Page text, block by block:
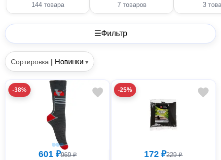
144 товара 7 товаров 3
☰Фильтр
Сортировка | Новинки ▾
-38%
601 ₽969 ₽
-25%
172 ₽229 ₽